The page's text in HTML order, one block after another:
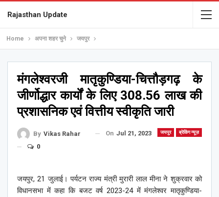
Rajasthan Update
Home अपना शहर चुने जयपुर
मंगलेश्वरजी मातृकुण्डिया-चित्तौड़गढ़ के
जीर्णोद्धार कार्यों के लिए 308.56 लाख की
प्रशासनिक एवं वित्तीय स्वीकृति जारी
जयपुर ब्रेकिंग न्यूज़
By Vikas Rahar On Jul 21, 2023
0
जयपुर, 21 जुलाई। पर्यटन राज्य मंत्री मुरारी लाल मीना ने शुक्रवार को
विधानसभा में कहा कि बजट वर्ष 2023-24 में मंगलेश्वर मातृकुण्डिया-